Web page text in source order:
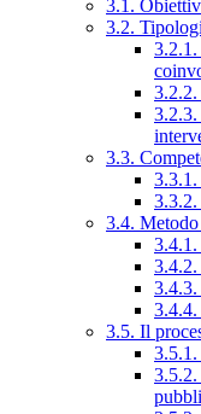
3.1.
3.2.
3.2.3.
3.3.
3.4.
3.4.2.
3.4.4.
3.5. Il
3.5.1.
3.5.2.